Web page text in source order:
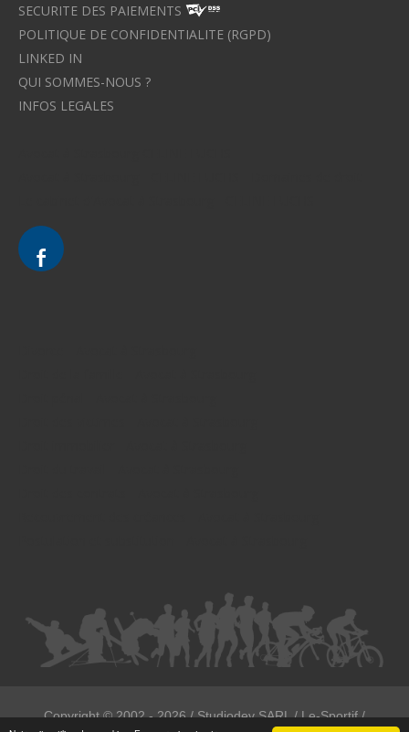
SECURITE DES PAIEMENTS
POLITIQUE DE CONFIDENTIALITE (RGPD)
LINKED IN
QUI SOMMES-NOUS ?
INFOS LEGALES
Copyright ©2002 - 2026/ Studiodev SARL / Le-Sportif /